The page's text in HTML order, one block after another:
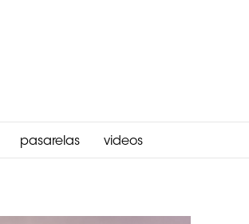
pasarelas videos